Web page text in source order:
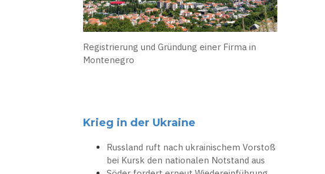
Registrierung und Gründung einer Firma in
Montenegro
Krieg in der Ukraine
Russland ruft nach ukrainischem Vorstoß
bei Kursk den nationalen Notstand aus